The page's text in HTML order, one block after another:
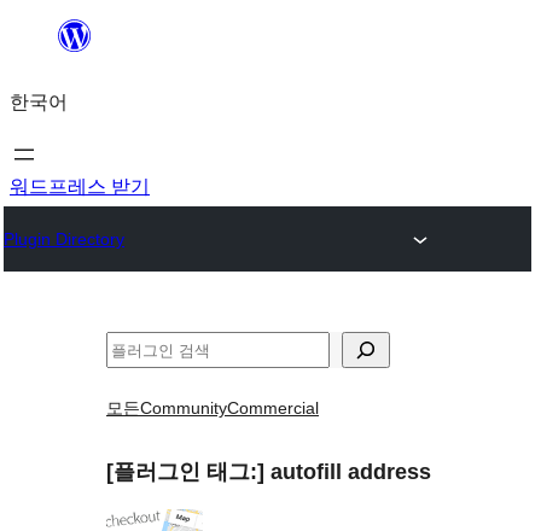
츠
로
바
가
한국어
워드프레스 받기
Plugin Directory
검
모든CommunityCommercial
[플러그인 태그:] autofill address